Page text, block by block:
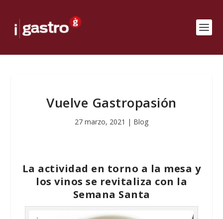
Vuelve Gastropasión
27 marzo, 2021 | Blog
La actividad en torno a la mesa y
los vinos se revitaliza con la
Semana Santa